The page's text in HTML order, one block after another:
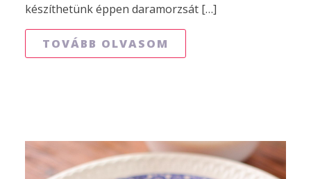
készíthetünk éppen daramorzsát […]
TOVÁBB OLVASOM